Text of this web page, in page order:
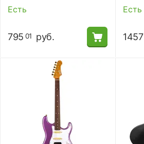
Есть
795 01 руб.
Есть
1457